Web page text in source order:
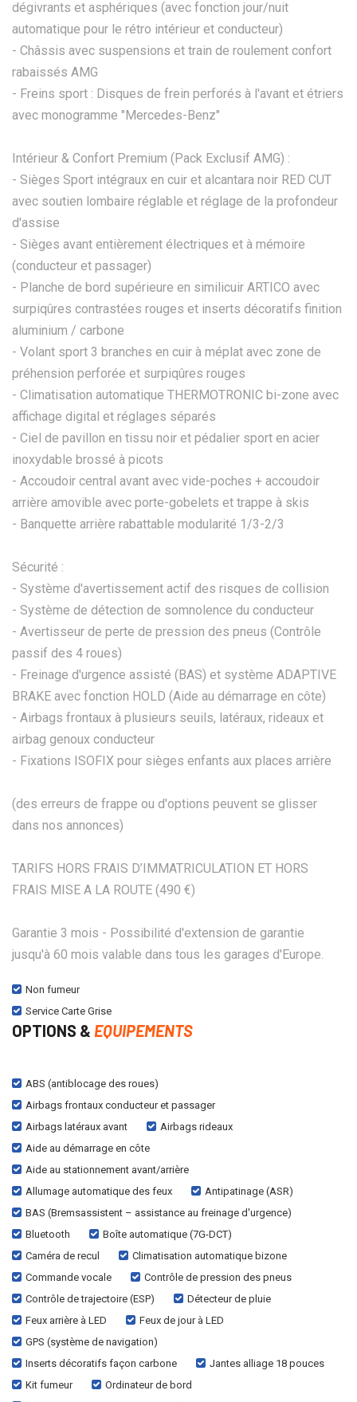
dégivrants et asphériques (avec fonction jour/nuit
automatique pour le rétro intérieur et conducteur)
- Châssis avec suspensions et train de roulement confort
rabaissés AMG
- Freins sport : Disques de frein perforés à l'avant et étriers
avec monogramme "Mercedes-Benz"
Intérieur & Confort Premium (Pack Exclusif AMG) :
- Sièges Sport intégraux en cuir et alcantara noir RED CUT
avec soutien lombaire réglable et réglage de la profondeur
d'assise
- Sièges avant entièrement électriques et à mémoire
(conducteur et passager)
- Planche de bord supérieure en similicuir ARTICO avec
surpiqûres contrastées rouges et inserts décoratifs finition
aluminium / carbone
- Volant sport 3 branches en cuir à méplat avec zone de
préhension perforée et surpiqûres rouges
- Climatisation automatique THERMOTRONIC bi-zone avec
affichage digital et réglages séparés
- Ciel de pavillon en tissu noir et pédalier sport en acier
inoxydable brossé à picots
- Accoudoir central avant avec vide-poches + accoudoir
arrière amovible avec porte-gobelets et trappe à skis
- Banquette arrière rabattable modularité 1/3-2/3
Sécurité :
- Système d'avertissement actif des risques de collision
- Système de détection de somnolence du conducteur
- Avertisseur de perte de pression des pneus (Contrôle
passif des 4 roues)
- Freinage d'urgence assisté (BAS) et système ADAPTIVE
BRAKE avec fonction HOLD (Aide au démarrage en côte)
- Airbags frontaux à plusieurs seuils, latéraux, rideaux et
airbag genoux conducteur
- Fixations ISOFIX pour sièges enfants aux places arrière
(des erreurs de frappe ou d'options peuvent se glisser
dans nos annonces)
TARIFS HORS FRAIS D’IMMATRICULATION ET HORS
FRAIS MISE A LA ROUTE (490 €)
Garantie 3 mois - Possibilité d'extension de garantie
jusqu'à 60 mois valable dans tous les garages d'Europe.
Non fumeur
Service Carte Grise
OPTIONS & EQUIPEMENTS
ABS (antiblocage des roues)
Airbags frontaux conducteur et passager
Airbags latéraux avant
Airbags rideaux
Aide au démarrage en côte
Aide au stationnement avant/arrière
Allumage automatique des feux
Antipatinage (ASR)
BAS (Bremsassistent – assistance au freinage d'urgence)
Bluetooth
Boîte automatique (7G-DCT)
Caméra de recul
Climatisation automatique bizone
Commande vocale
Contrôle de pression des pneus
Contrôle de trajectoire (ESP)
Détecteur de pluie
Feux arrière à LED
Feux de jour à LED
GPS (système de navigation)
Inserts décoratifs façon carbone
Jantes alliage 18 pouces
Kit fumeur
Ordinateur de bord